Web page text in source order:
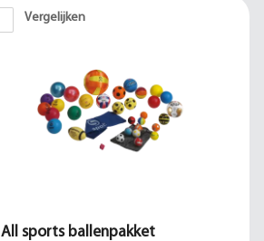
Vergelijken
All sports ballenpakket